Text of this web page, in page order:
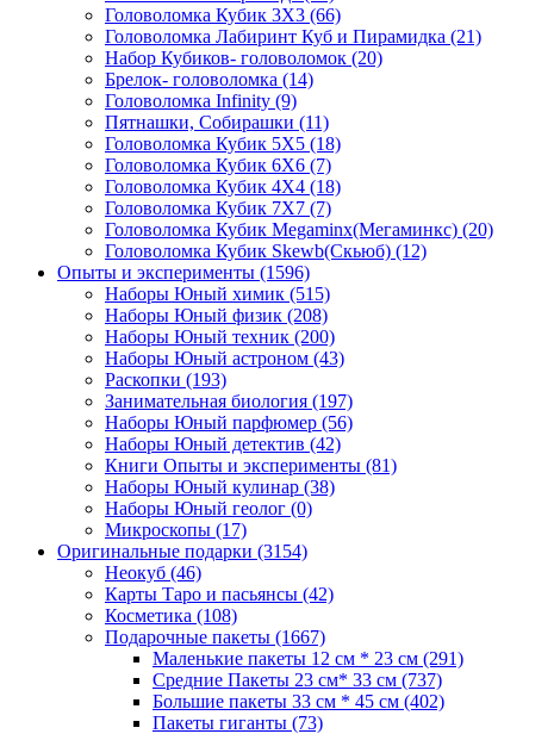
Головоломка Кубик 3Х3 (66)
Головоломка Лабиринт Куб и Пирамидка (21)
Набор Кубиков- головоломок (20)
Брелок- головоломка (14)
Головоломка Infinity (9)
Пятнашки, Собирашки (11)
Головоломка Кубик 5Х5 (18)
Головоломка Кубик 6Х6 (7)
Головоломка Кубик 4Х4 (18)
Головоломка Кубик 7Х7 (7)
Головоломка Кубик Megaminx(Мегаминкс) (20)
Головоломка Кубик Skewb(Скьюб) (12)
Опыты и эксперименты (1596)
Наборы Юный химик (515)
Наборы Юный физик (208)
Наборы Юный техник (200)
Наборы Юный астроном (43)
Раскопки (193)
Занимательная биология (197)
Наборы Юный парфюмер (56)
Наборы Юный детектив (42)
Книги Опыты и эксперименты (81)
Наборы Юный кулинар (38)
Наборы Юный геолог (0)
Микроскопы (17)
Оригинальные подарки (3154)
Неокуб (46)
Карты Таро и пасьянсы (42)
Косметика (108)
Подарочные пакеты (1667)
Маленькие пакеты 12 см * 23 см (291)
Средние Пакеты 23 см* 33 см (737)
Большие пакеты 33 см * 45 см (402)
Пакеты гиганты (73)